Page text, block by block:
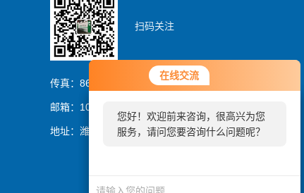
在线交流
您好！欢迎前来咨询，很高兴为您
服务，请问您要咨询什么问题呢？
您好，看您停留很久了，是否找到
了需求产品，您可以直接在线与我
在线交流
您好！欢迎前来咨询，很高兴为您
服务，请问您要咨询什么问题呢？
扫码关注
传真：86-0536-8329837
邮箱：1054064394@qq.com
地址：潍坊市潍城区曼哈顿大厦